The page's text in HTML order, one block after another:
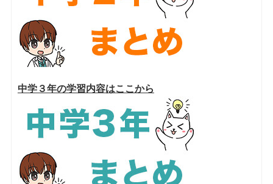
中学３年の学習内容はここから